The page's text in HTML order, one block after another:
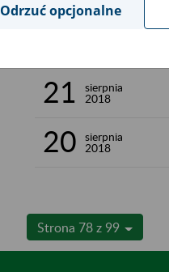
21
sierpnia
2018
20
sierpnia
2018
Strona 78 z 99
Odrzuć opcjonalne